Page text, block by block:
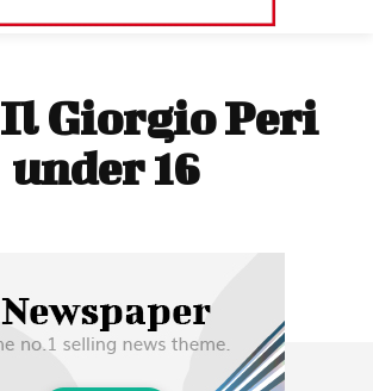
Il Giorgio Peri
under 16